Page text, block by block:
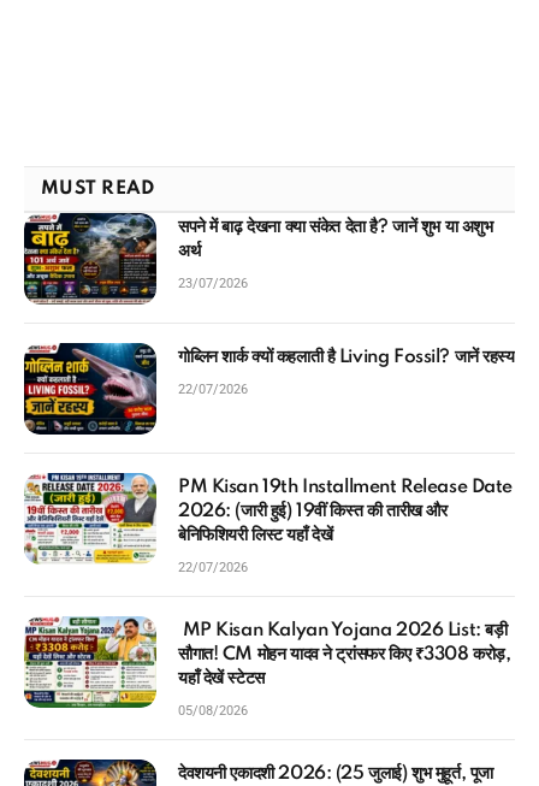
MUST READ
सपने में बाढ़ देखना क्या संकेत देता है? जानें शुभ या अशुभ
अर्थ
23/07/2026
गोब्लिन शार्क क्यों कहलाती है Living Fossil? जानें रहस्य
22/07/2026
PM Kisan 19th Installment Release Date
2026: (जारी हुई) 19वीं किस्त की तारीख और
बेनिफिशियरी लिस्ट यहाँ देखें
22/07/2026
MP Kisan Kalyan Yojana 2026 List: बड़ी
सौगात! CM मोहन यादव ने ट्रांसफर किए ₹3308 करोड़,
यहाँ देखें स्टेटस
05/08/2026
देवशयनी एकादशी 2026: (25 जुलाई) शुभ मुहूर्त, पूजा